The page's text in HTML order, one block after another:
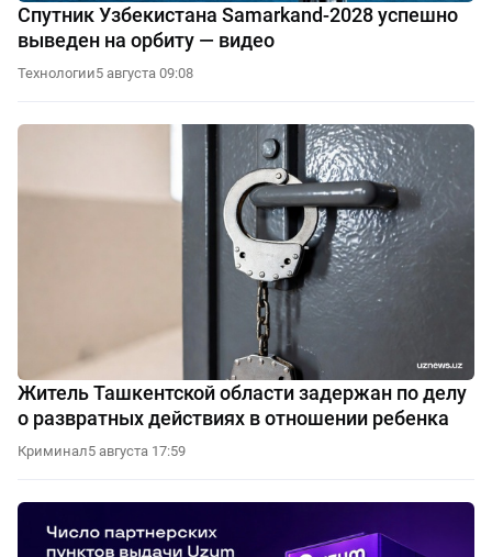
Спутник Узбекистана Samarkand-2028 успешно
выведен на орбиту — видео
Технологии5 августа 09:08
Житель Ташкентской области задержан по делу
о развратных действиях в отношении ребенка
Криминал5 августа 17:59